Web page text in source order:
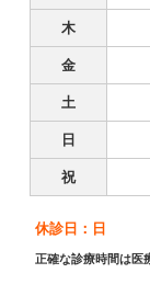
木
金
土
日
祝
休診日：日
正確な診療時間は医